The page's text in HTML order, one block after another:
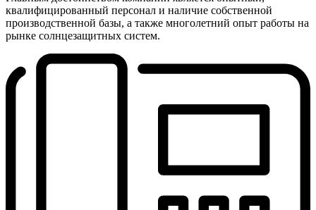
квалифицированный персонал и наличие собственной
производственной базы, а также многолетний опыт работы на
рынке солнцезащитных систем.